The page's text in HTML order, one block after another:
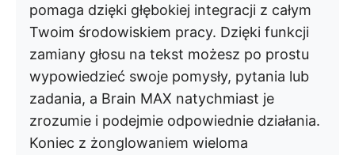
pomaga dzięki głębokiej integracji z całym
Twoim środowiskiem pracy. Dzięki funkcji
zamiany głosu na tekst możesz po prostu
wypowiedzieć swoje pomysły, pytania lub
zadania, a Brain MAX natychmiast je
zrozumie i podejmie odpowiednie działania.
Koniec z żonglowaniem wieloma